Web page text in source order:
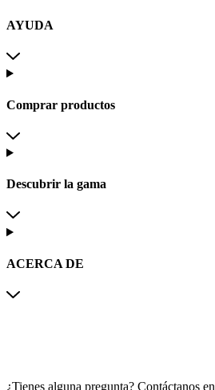
AYUDA
Comprar productos
Descubrir la gama
ACERCA DE
¿Tienes alguna pregunta? Contáctanos en